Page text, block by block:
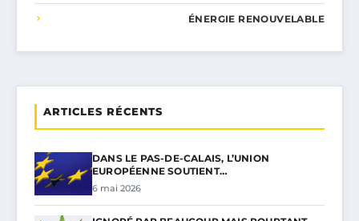
ÉNERGIE RENOUVELABLE
ARTICLES RÉCENTS
DANS LE PAS-DE-CALAIS, L’UNION
EUROPÉENNE SOUTIENT…
6 mai 2026